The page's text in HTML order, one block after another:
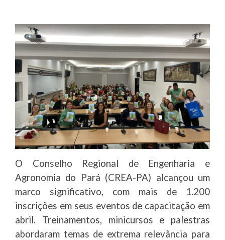
O Conselho Regional de Engenharia e
Agronomia do Pará (CREA-PA) alcançou um
marco significativo, com mais de 1.200
inscrições em seus eventos de capacitação em
abril. Treinamentos, minicursos e palestras
abordaram temas de extrema relevância para